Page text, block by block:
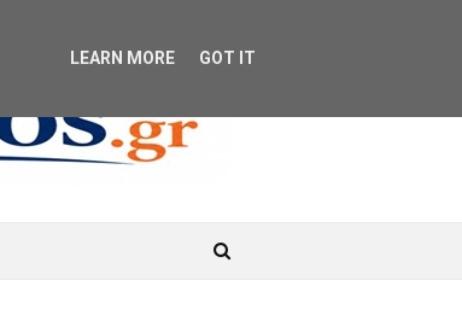
LEARN MORE GOT IT